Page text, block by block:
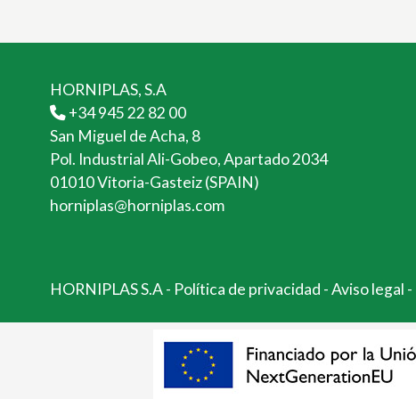
HORNIPLAS, S.A
+34 945 22 82 00
San Miguel de Acha, 8
Pol. Industrial Ali-Gobeo, Apartado 2034
01010 Vitoria-Gasteiz (SPAIN)
horniplas@horniplas.com
HORNIPLAS S.A- Política de privacidad -Aviso legal -